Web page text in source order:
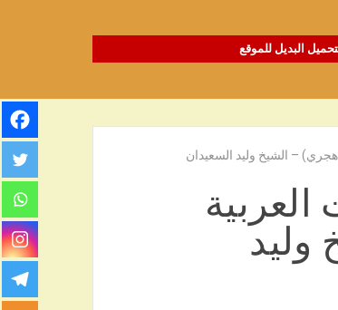
البديل للموقع
وليد